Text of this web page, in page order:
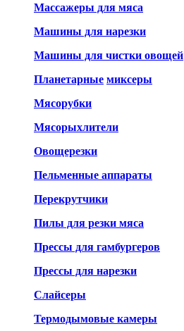
Массажеры для мяса
Машины для нарезки
Машины для чистки овощей
Планетарные миксеры
Мясорубки
Мясорыхлители
Овощерезки
Пельменные аппараты
Перекрутчики
Пилы для резки мяса
Прессы для гамбургеров
Прессы для нарезки
Слайсеры
Термодымовые камеры